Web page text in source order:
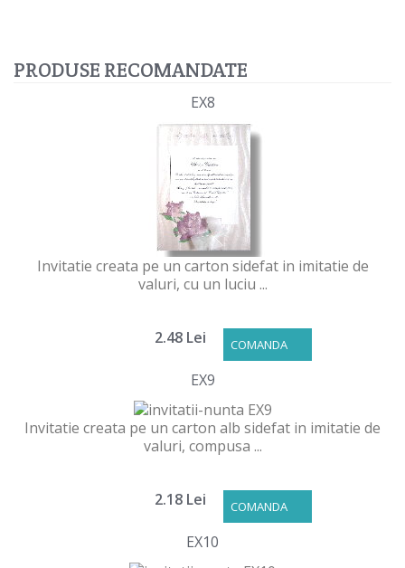
PRODUSE RECOMANDATE
EX8
Invitatie creata pe un carton sidefat in imitatie de
valuri, cu un luciu ...
COMANDA
2.48 Lei
EX9
Invitatie creata pe un carton alb sidefat in imitatie de
valuri, compusa ...
COMANDA
2.18 Lei
EX10